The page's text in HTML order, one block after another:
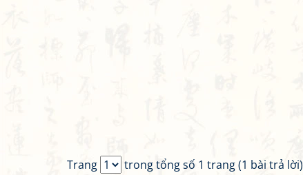
Trang trong tổng số 1 trang (1 bài trả lời)